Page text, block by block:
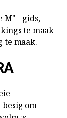
M" - gids,
te maak
te maak.
om